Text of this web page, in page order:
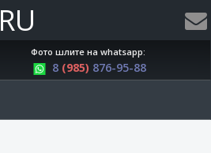
RU
Фото шлите на whatsapp:
8 (985) 876-95-88